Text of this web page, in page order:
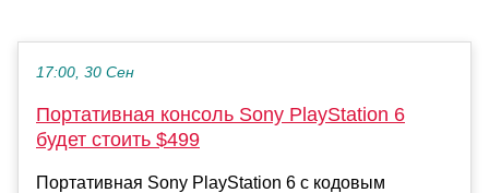
17:00, 30 Сен
Портативная консоль Sony PlayStation 6
будет стоить $499
Портативная Sony PlayStation 6 с кодовым